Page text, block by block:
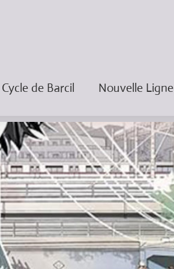
de Barcil Nouvelle Ligne